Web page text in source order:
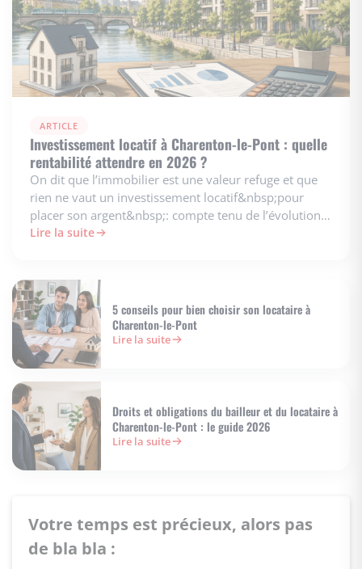
ARTICLE
Investissement locatif à Charenton-le-Pont : quelle
rentabilité attendre en 2026 ?
On dit que l’immobilier est une valeur refuge et que
rien ne vaut un investissement locatif&nbsp;pour
placer son argent&nbsp;: compte tenu de l’évolution
du mar…
Lire la suite
5 conseils pour bien choisir son locataire à
Charenton-le-Pont
Lire la suite
Droits et obligations du bailleur et du locataire à
Charenton-le-Pont : le guide 2026
Lire la suite
Votre temps est précieux, alors pas
de bla bla :